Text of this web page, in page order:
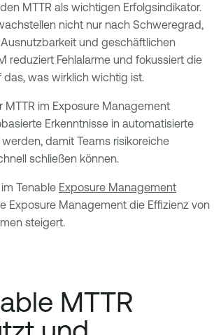
MTTR als wichtigen Erfolgsindikator.
nicht nur nach Schweregrad,
und geschäftlichen
reduziert Fehlalarme und fokussiert die
das, was wirklich wichtig ist.
MTTR im Exposure Management
Erkenntnisse in automatisierte
damit Teams risikoreiche
schließen können.
Tenable Exposure Management
Exposure Management die Effizienz von
steigert.
MTTR